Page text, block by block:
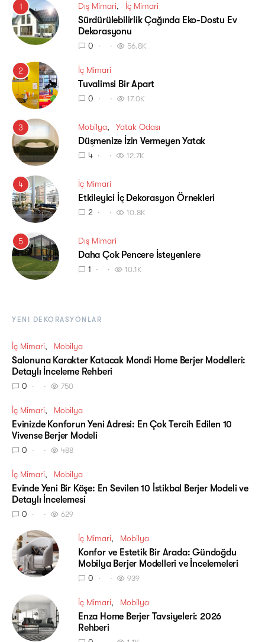
1 Dış Mimari İç Mimari
Sürdürülebilirlik Çağında Eko-Dostu Ev
Dekorasyonu
0 56.8K
2 İç Mimari
Tuvalimsi Bir Apart
0 17.0K
3 Mobilya Yatak Odası
Düşmenize İzin Vermeyen Yatak
4 12.7K
4 İç Mimari
Etkileyici İç Dekorasyon Örnekleri
2 10.8K
5 Dış Mimari
Daha Çok Pencere İsteyenlere
1 10.1K
YENI DEKORASYONLAR
İç Mimari Mobilya
Salonuna Karakter Katacak Mondi Home Berjer Modelleri:
Detaylı İnceleme Rehberi
0 750
İç Mimari Mobilya
Evinizde Konforun Yeni Adresi: En Çok Tercih Edilen 10
Vivense Berjer Modeli
0 488
İç Mimari Mobilya
Evinde Yeni Bir Köşe: En Sevilen 10 İstikbal Berjer Modeli ve
Detaylı İncelemesi
0 629
İç Mimari Mobilya
Konfor ve Estetik Bir Arada: Gündoğdu
Mobilya Berjer Modelleri ve İncelemeleri
0 939
İç Mimari Mobilya
Enza Home Berjer Tavsiyeleri: 2026
Rehberi